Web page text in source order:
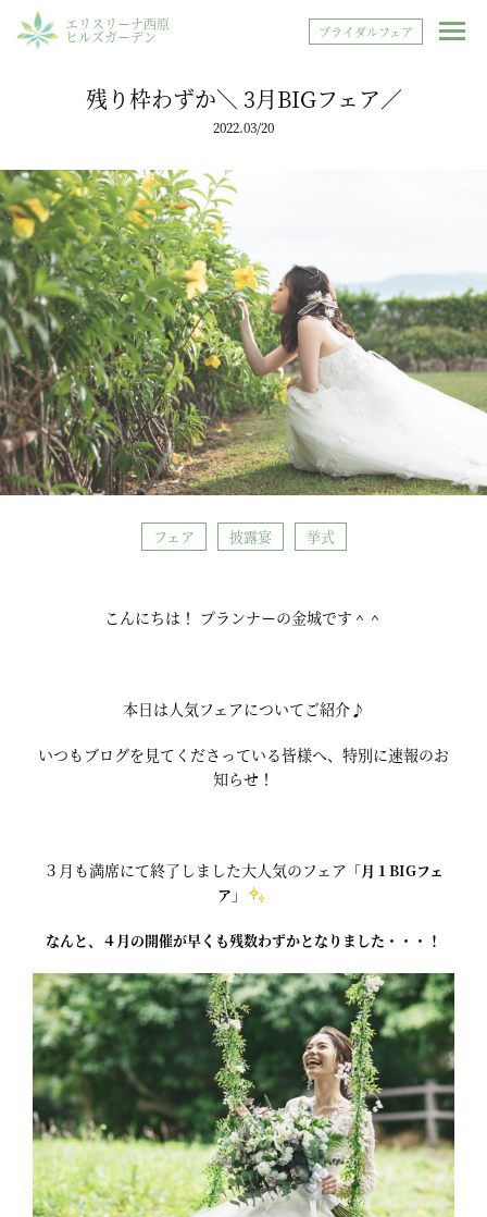
エリスリーナ西原
ヒルズガーデン ブライダルフェア
残り枠わずか＼ 3月BIGフェア／
2022.03/20
フェア 披露宴 挙式
こんにちは！ プランナーの金城です＾＾
本日は人気フェアについてご紹介♪
いつもブログを見てくださっている皆様へ、特別に速報のお
知らせ！
３月も満席にて終了しました大人気のフェア 「月１BIGフェ
ア」
なんと、４月の開催が早くも残数わずかとなりました・・・！